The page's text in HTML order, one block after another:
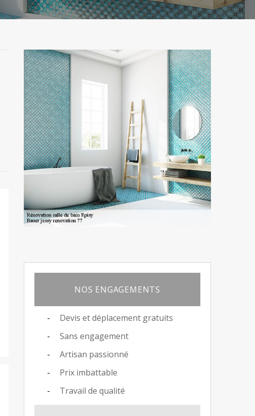
NOS ENGAGEMENTS
Devis et déplacement gratuits
Sans engagement
Artisan passionné
Prix imbattable
Travail de qualité